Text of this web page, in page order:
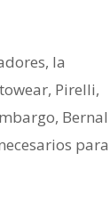
la
Pirelli,
Bernal
para